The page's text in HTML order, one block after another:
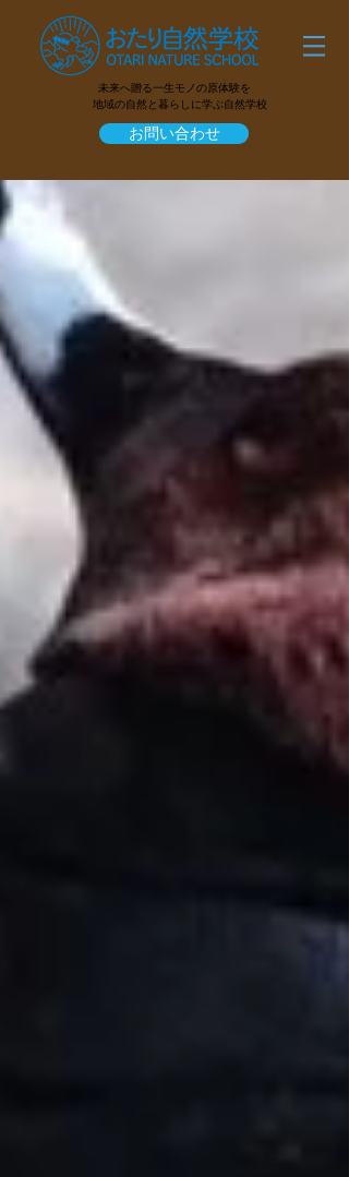
未来へ贈る一生モノの原体験を
地域の自然と暮らしに学ぶ自然学校
お問い合わせ